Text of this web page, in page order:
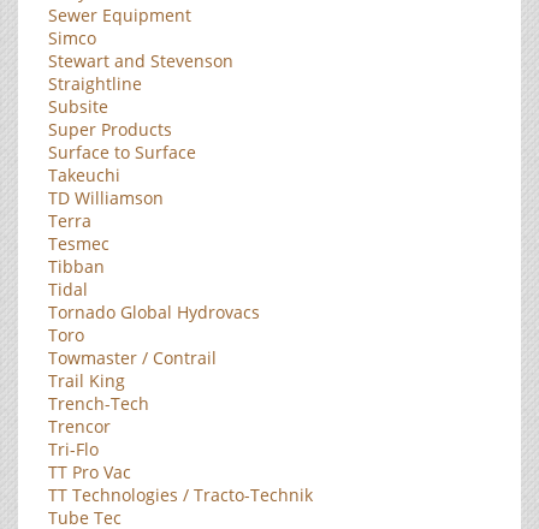
Sewer Equipment
Simco
Stewart and Stevenson
Straightline
Subsite
Super Products
Surface to Surface
Takeuchi
TD Williamson
Terra
Tesmec
Tibban
Tidal
Tornado Global Hydrovacs
Toro
Towmaster / Contrail
Trail King
Trench-Tech
Trencor
Tri-Flo
TT Pro Vac
TT Technologies / Tracto-Technik
Tube Tec